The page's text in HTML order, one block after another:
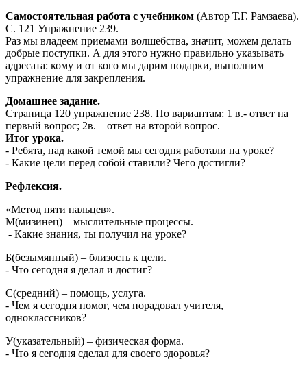
Самостоятельная работа с учебником (Автор Т.Г. Рамзаева).
С. 121 Упражнение 239.
Раз мы владеем приемами волшебства, значит, можем делать
добрые поступки. А для этого нужно правильно указывать
адресата: кому и от кого мы дарим подарки, выполним
упражнение для закрепления.
Домашнее задание.
Страница 120 упражнение 238. По вариантам: 1 в.- ответ на
первый вопрос; 2в. – ответ на второй вопрос.
Итог урока.
- Ребята, над какой темой мы сегодня работали на уроке?
- Какие цели перед собой ставили? Чего достигли?
Рефлексия.
«Метод пяти пальцев».
М(мизинец) – мыслительные процессы.
- Какие знания, ты получил на уроке?
Б(безымянный) – близость к цели.
- Что сегодня я делал и достиг?
С(средний) – помощь, услуга.
- Чем я сегодня помог, чем порадовал учителя,
одноклассников?
У(указательный) – физическая форма.
- Что я сегодня сделал для своего здоровья?